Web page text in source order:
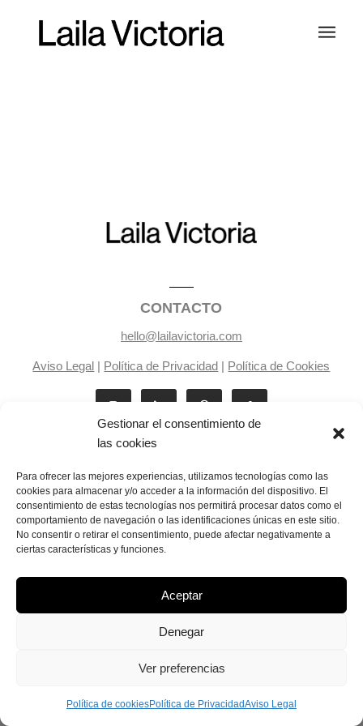
Gestionar el consentimiento de
las cookies
Para ofrecer las mejores experiencias, utilizamos tecnologías como las
cookies para almacenar y/o acceder a la información del dispositivo. El
consentimiento de estas tecnologías nos permitirá procesar datos como el
comportamiento de navegación o las identificaciones únicas en este sitio.
No consentir o retirar el consentimiento, puede afectar negativamente a
ciertas características y funciones.
Aceptar
Denegar
Ver preferencias
Política de cookiesPolítica de PrivacidadAviso Legal
CONTACTO
hello@lailavictoria.com
Aviso Legal | Política de Privacidad | Política de Cookies
Laila Victoria © copyright 2025